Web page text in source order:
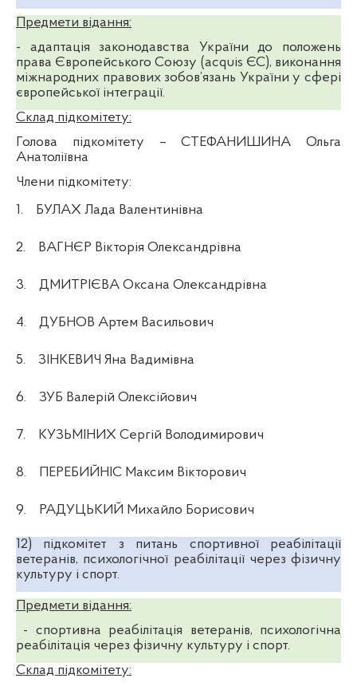
Предмети відання:
- адаптація законодавства України до положень
права Європейського Союзу (acquis ЄС), виконання
міжнародних правових зобов’язань України у сфері
європейської інтеграції.
Склад підкомітету:
Голова підкомітету – СТЕФАНИШИНА Ольга
Анатоліївна
Члени підкомітету:
1.
БУЛАХ Лада Валентинівна
2. ВАГНЄР Вікторія Олександрівна
3. ДМИТРІЄВА Оксана Олександрівна
4. ДУБНОВ Артем Васильович
5. ЗІНКЕВИЧ Яна Вадимівна
6. ЗУБ Валерій Олексійович
7. КУЗЬМІНИХ Сергій Володимирович
8. ПЕРЕБИЙНІС Максим Вікторович
9. РАДУЦЬКИЙ Михайло Борисович
12)
підкомітет з питань спортивної реабілітації
ветеранів, психологічної реабілітації через фізичну
культуру і спорт.
Предмети відання:
- спортивна реабілітація ветеранів, психологічна
реабілітація через фізичну культуру і спорт.
Склад підкомітету: